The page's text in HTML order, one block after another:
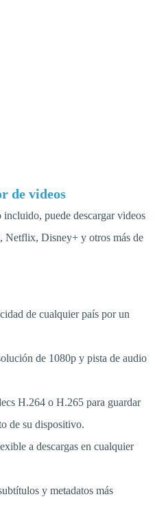
de videos
puede descargar videos
Netflix, Disney+ y otros más de
de cualquier país por un
de 1080p y pista de audio
H.264 o H.265 para guardar
de su dispositivo.
a descargas en cualquier
y metadatos más